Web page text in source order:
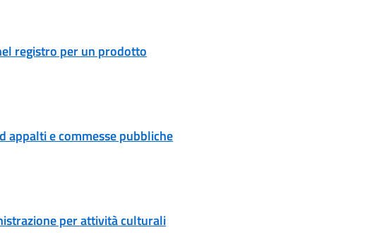
registro per un prodotto
appalti e commesse pubbliche
per attività culturali